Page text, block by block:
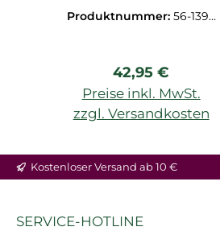
Produktnummer: 56-1394
Regulärer Preis:
42,95 €
Preise inkl. MwSt.
zzgl. Versandkosten
Kostenloser Versand ab 10 €
SERVICE-HOTLINE